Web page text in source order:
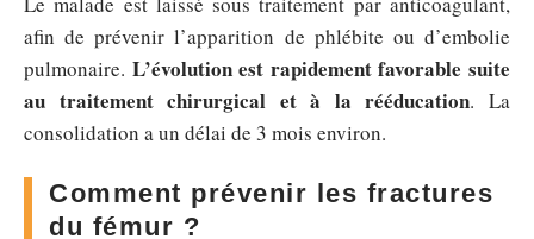
afin de prévenir l’apparition de phlébite ou d’embolie
pulmonaire. L’évolution est rapidement favorable suite
au traitement chirurgical et à la rééducation. La
consolidation a un délai de 3 mois environ.
Comment prévenir les fractures
du fémur ?